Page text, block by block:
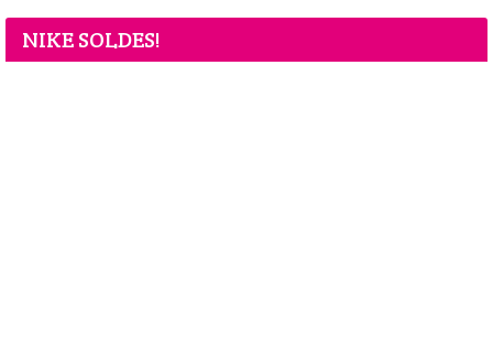
NIKE SOLDES!